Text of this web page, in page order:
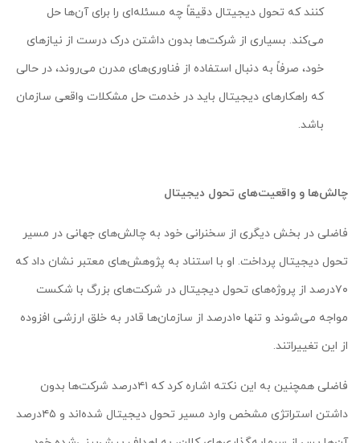
کنند که تحول دیجیتال دقیقاً چه مسئله‌ای را برای آن‌ها حل
می‌کند. بسیاری از شرکت‌ها بدون داشتن درک درست از نیازهای
خود، صرفاً به دنبال استفاده از فناوری‌های مدرن می‌روند، در حالی
که راهکارهای دیجیتال باید در خدمت حل مشکلات واقعی سازمان
باشد.
چالش‌ها و واقعیت‌های تحول دیجیتال
فاضلی در بخش دیگری از سخنرانی خود به چالش‌های جهانی در مسیر
تحول دیجیتال پرداخت. او با استناد به پژوهش‌های معتبر نشان داد که
۷۰درصد از پروژه‌های تحول دیجیتال در شرکت‌های بزرگ با شکست
مواجه می‌شوند و تنها ۱۰درصد از سازمان‌ها قادر به خلق ارزشی افزوده
از این تغییراتند.
فاضلی همچنین به این نکته اشاره کرد که ۴۱درصد شرکت‌ها بدون
داشتن استراتژی مشخص وارد مسیر تحول دیجیتال شده‌اند و ۴۵درصد